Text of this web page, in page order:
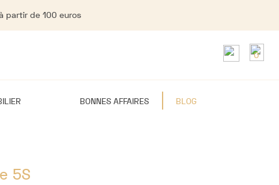
partir de 100 euros
0
BONNES AFFAIRES BLOG
5S